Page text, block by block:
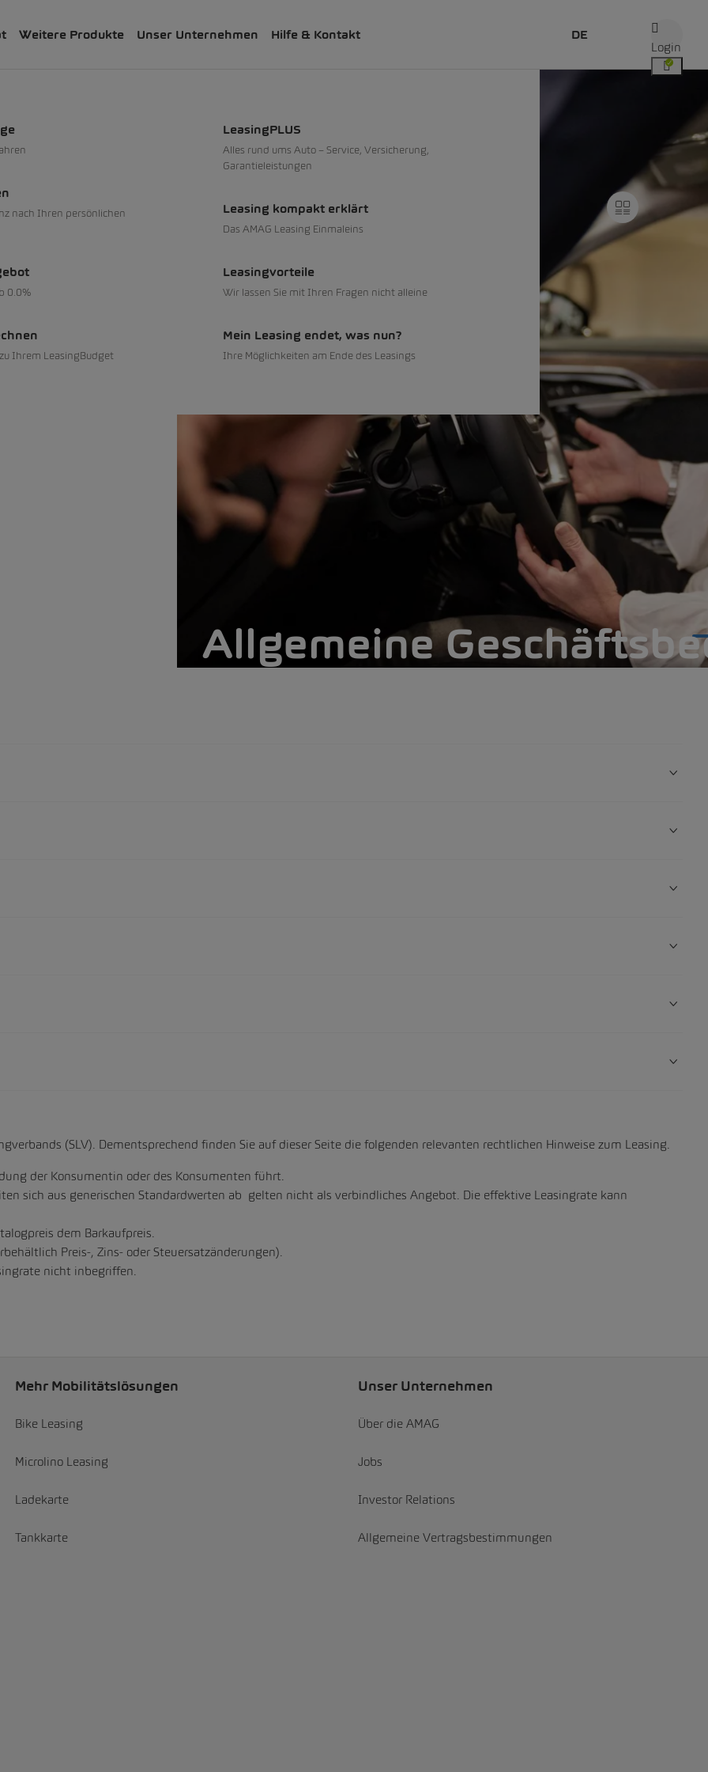
Weitere Produkte Unser Unternehmen Hilfe & Kontakt
nach Ihren persönlichen
0.0%
Ihrem LeasingBudget
LeasingPLUS
Alles rund ums Auto – Service, Versicherung,
Garantieleistungen
Leasing kompakt erklärt
Das AMAG Leasing Einmaleins
Leasingvorteile
Wir lassen Sie mit Ihren Fragen nicht alleine
Mein Leasing endet, was nun?
Ihre Möglichkeiten am Ende des Leasings
DE
Login
Allgemeine
(SLV). Dementsprechend finden Sie auf dieser Seite die folgenden relevanten rechtlichen Hinweise zum Leasing.
der Konsumentin oder des Konsumenten führt.
sich aus generischen Standardwerten ab gelten nicht als verbindliches Angebot. Die effektive Leasingrate kann
dem Barkaufpreis.
Preis-, Zins- oder Steuersatzänderungen).
nicht inbegriffen.
Mehr Mobilitätslösungen
Bike Leasing
Microlino Leasing
Ladekarte
Tankkarte
Unser Unternehmen
Über die AMAG
Jobs
Investor Relations
Allgemeine Vertragsbestimmungen